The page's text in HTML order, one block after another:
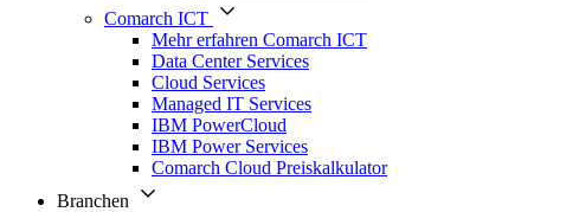
Comarch ICT
Mehr erfahren Comarch ICT
Data Center Services
Cloud Services
Managed IT Services
IBM PowerCloud
IBM Power Services
Comarch Cloud Preiskalkulator
Branchen